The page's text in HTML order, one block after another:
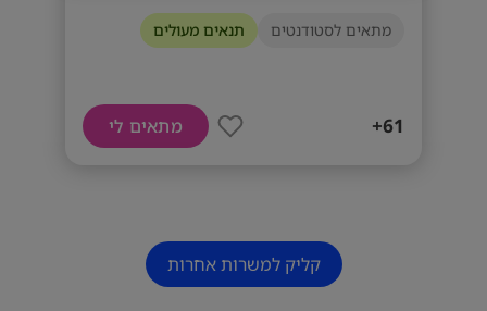
דרישות המשרה
- שירות צבאי מלא. - רובאי 03 ומעלה. - תעודת
מתאים לסטודנטים תנאים מעולים
61+ מתאים לי
קליק למשרות אחרות